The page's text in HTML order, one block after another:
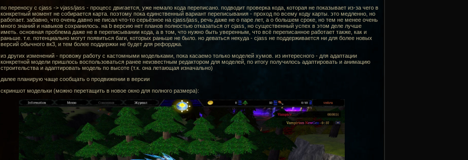
по переносу с cjass -> vjass/jass - процесс двигается, уже немало кода переписано. подводит проверка кода, которая не показывает из-за чего в
конкретный момент не собирается карта. поэтому пока единственный вариант переписывания - проход по всему коду карты. это медленно, но
работает. забавно, что очень давно не писал что-то серьёзное на cjass/jass, речь даже не о паре лет, а о большем сроке, но тем не менее очень
много знаний и навыков сохранилось. на b версию нет планов полностью отказаться от cjass, но существенный успех в этом деле лучше
иметь. основная проблема даже не в переписывании кода, а в том, что нужно быть уверенным, что всё переписанное работает также, как и
раньше. т.е. потенциально могут появиться баги, которых раньше не было. но деваться некуда - cjass не поддерживается ни для более новых
версий обычного вк3, и тем более поддержки не будет для рефорджа.
из других изменений - провожу работу с кастомными модельками, пока касаемо только моделей хумов. из интересного - для адаптации
конкретной модели пришлось воспользоваться ранее неизвестным редактором для моделей, по итогу получилось адаптировать и анимацию
строительства и адаптировать модель по высоте (т.к. она летающая изначально)
далее планирую чаще сообщать о продвижении в версии
скриншот модельки (можно перетащить в новое окно для полного размера):